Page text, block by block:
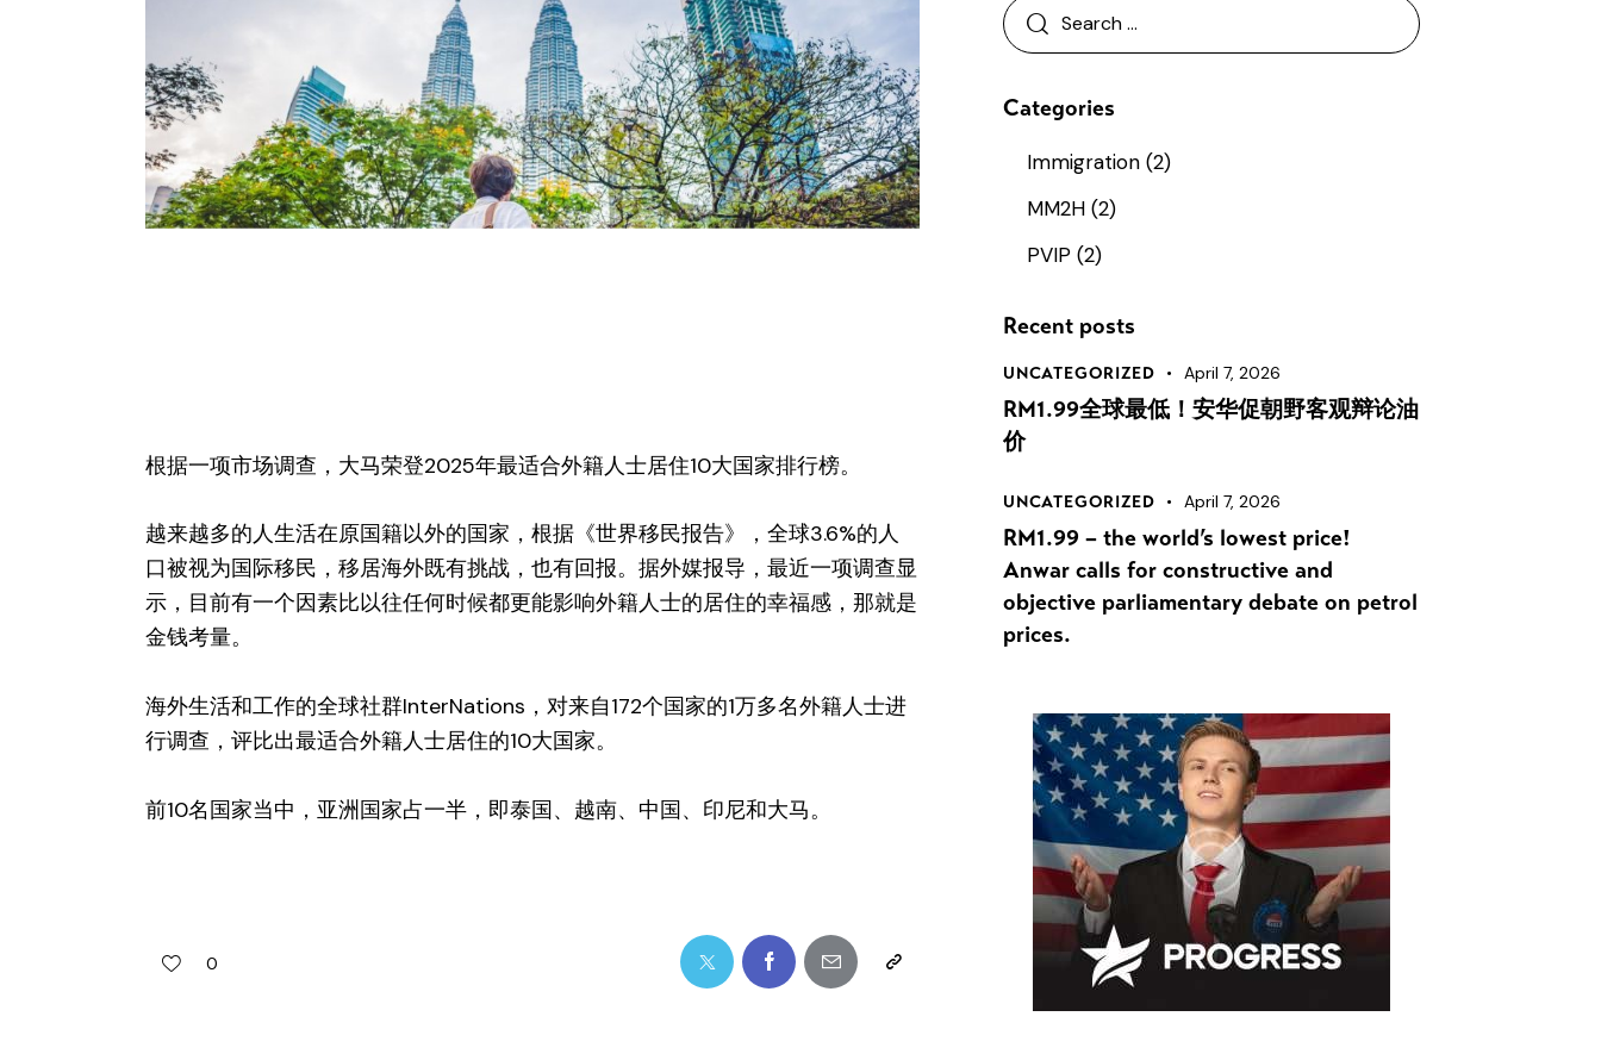
根据一项市场调查，大马荣登2025年最适合外籍人士居住10大国家排行榜。
越来越多的人生活在原国籍以外的国家，根据《世界移民报告》，全球3.6%的人
口被视为国际移民，移居海外既有挑战，也有回报。据外媒报导，最近一项调查显
示，目前有一个因素比以往任何时候都更能影响外籍人士的居住的幸福感，那就是
金钱考量。
海外生活和工作的全球社群InterNations，对来自172个国家的1万多名外籍人士进
行调查，评比出最适合外籍人士居住的10大国家。
前10名国家当中，亚洲国家占一半，即泰国、越南、中国、印尼和大马。
0 Twitter FacebookShare- Copy
Search
for:
Categories
Immigration (2)
MM2H (2)
PVIP (2)
Recent posts
UNCATEGORIZED April 7, 2026
RM1.99全球最低！安华促朝野客观辩论油
价
UNCATEGORIZED April 7, 2026
RM1.99 – the world’s lowest price!
Anwar calls for constructive and
objective parliamentary debate on petrol
prices.